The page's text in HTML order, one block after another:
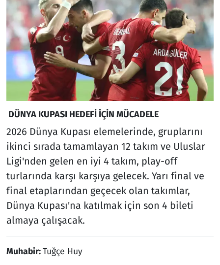
DÜNYA KUPASI HEDEFİ İÇİN MÜCADELE
2026 Dünya Kupası elemelerinde, gruplarını
ikinci sırada tamamlayan 12 takım ve Uluslar
Ligi'nden gelen en iyi 4 takım, play-off
turlarında karşı karşıya gelecek. Yarı final ve
final etaplarından geçecek olan takımlar,
Dünya Kupası'na katılmak için son 4 bileti
almaya çalışacak.
Muhabir:Tuğçe Huy